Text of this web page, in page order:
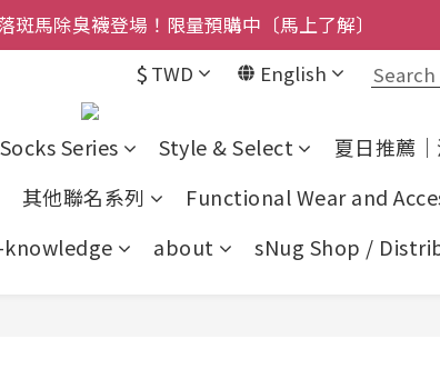
起｜滿額再送新品-悠哉斑馬襪〔立即了解〕
爸爸的每一天，日夜呵護一次備好〔馬上了解〕
起｜滿額再送新品-悠哉斑馬襪〔立即了解〕
$ TWD English
Series Style & Select
夏日推薦
其他聯名系列
Functional Wear and
about sNug Shop /